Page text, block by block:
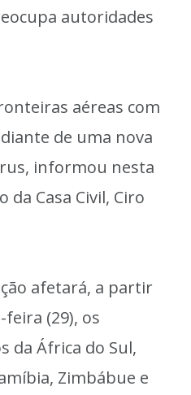
autoridades
aéreas com
de uma nova
informou nesta
Casa Civil, Ciro
afetará, a partir
(29), os
da África do Sul,
Zimbábue e